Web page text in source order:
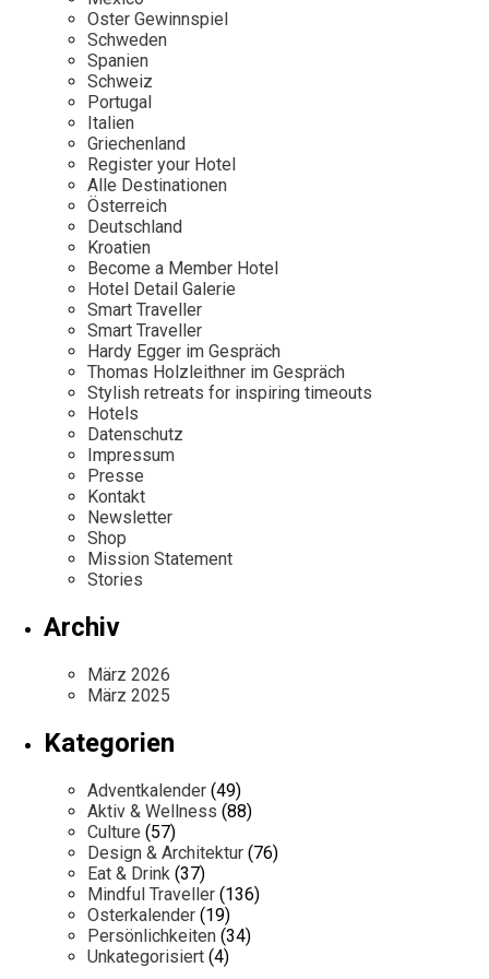
Mexico
Niederlande
Österreich
Portugal
Schweden
Spanien
Schweiz
Persönlichkeiten
Our Story
Career
Kontakt
Impressum
Oster Gewinnspiel
Schweden
Spanien
Schweiz
Portugal
Italien
Griechenland
Register your Hotel
Alle Destinationen
Österreich
Deutschland
Kroatien
Become a Member Hotel
Hotel Detail Galerie
Smart Traveller
Smart Traveller
Hardy Egger im Gespräch
Thomas Holzleithner im Gespräch
Stylish retreats for inspiring timeouts
Hotels
Datenschutz
Impressum
Presse
Kontakt
Newsletter
Shop
Mission Statement
Stories
Archiv
März 2026
März 2025
Kategorien
Adventkalender (49)
Aktiv & Wellness (88)
Culture (57)
Design & Architektur (76)
Eat & Drink (37)
Mindful Traveller (136)
Osterkalender (19)
Persönlichkeiten (34)
Unkategorisiert (4)